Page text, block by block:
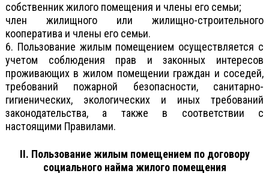
собственник жилого помещения и члены его семьи;
член жилищного или жилищно-строительного
кооператива и члены его семьи.
6. Пользование жилым помещением осуществляется с
учетом соблюдения прав и законных интересов
проживающих в жилом помещении граждан и соседей,
требований пожарной безопасности, санитарно-
гигиенических, экологических и иных требований
законодательства, а также в соответствии с
настоящими Правилами.
II. Пользование жилым помещением по договору
социального найма жилого помещения